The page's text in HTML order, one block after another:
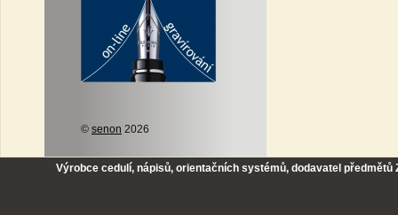
© senon 2026
Výrobce cedulí, nápisů, orientačních systémů, dodavatel předmětů